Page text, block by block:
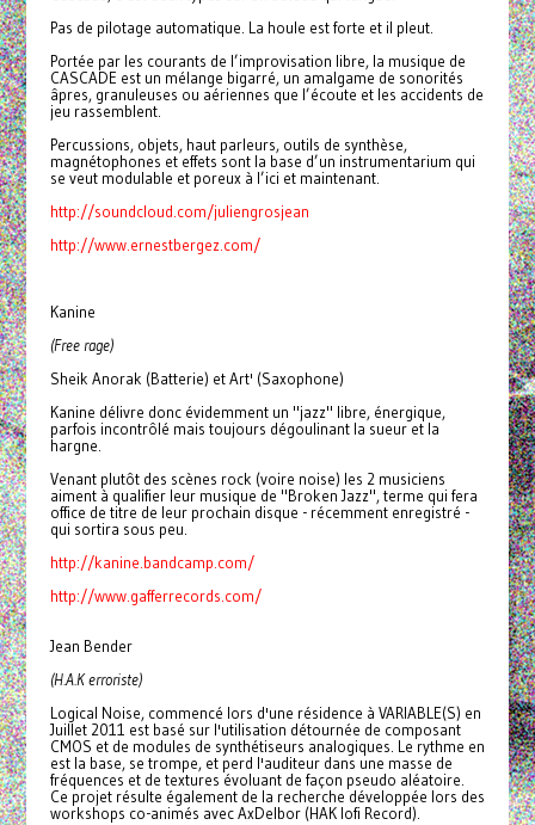
Pas de pilotage automatique. La houle est forte et il pleut.
Portée par les courants de l’improvisation libre, la musique de
CASCADE est un mélange bigarré, un amalgame de sonorités
âpres, granuleuses ou aériennes que l’écoute et les accidents de
jeu rassemblent.
Percussions, objets, haut parleurs, outils de synthèse,
magnétophones et effets sont la base d’un instrumentarium qui
se veut modulable et poreux à l’ici et maintenant.
http://soundcloud.com/juliengrosjean
http://www.ernestbergez.com/
Kanine
(Free rage)
Sheik Anorak (Batterie) et Art' (Saxophone)
Kanine délivre donc évidemment un "jazz" libre, énergique,
parfois incontrôlé mais toujours dégoulinant la sueur et la
hargne.
Venant plutôt des scènes rock (voire noise) les 2 musiciens
aiment à qualifier leur musique de "Broken Jazz", terme qui fera
office de titre de leur prochain disque - récemment enregistré -
qui sortira sous peu.
http://kanine.bandcamp.com/
http://www.gafferrecords.com/
Jean Bender
(H.A.K erroriste)
Logical Noise, commencé lors d'une résidence à VARIABLE(S) en
Juillet 2011 est basé sur l'utilisation détournée de composant
CMOS et de modules de synthétiseurs analogiques. Le rythme en
est la base, se trompe, et perd l'auditeur dans une masse de
fréquences et de textures évoluant de façon pseudo aléatoire.
Ce projet résulte également de la recherche développée lors des
workshops co-animés avec AxDelbor (HAK lofi Record).